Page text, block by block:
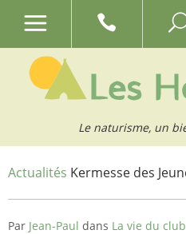
Le naturisme, un
Actualités Kermesse des
Par Jean-Paul dans La vie du club